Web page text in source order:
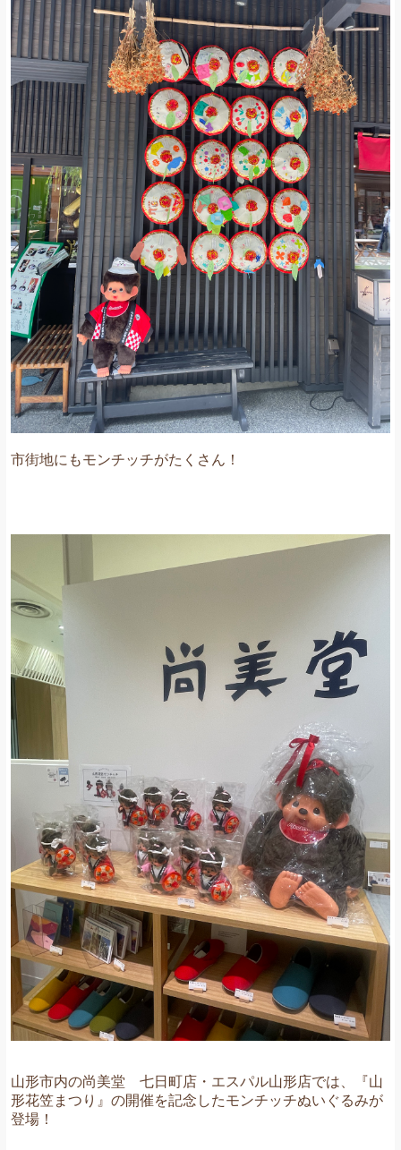
市街地にもモンチッチがたくさん！
山形市内の尚美堂 七日町店・エスパル山形店では、『山
形花笠まつり』の開催を記念したモンチッチぬいぐるみが
登場！